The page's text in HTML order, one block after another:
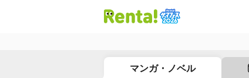
マンガ・ノベル